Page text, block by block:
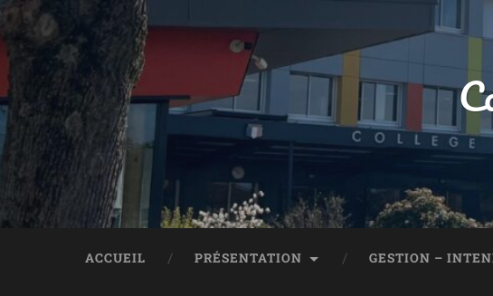
ACCUEIL PRÉSENTATION GESTION –
Panneau de gestion des cookies